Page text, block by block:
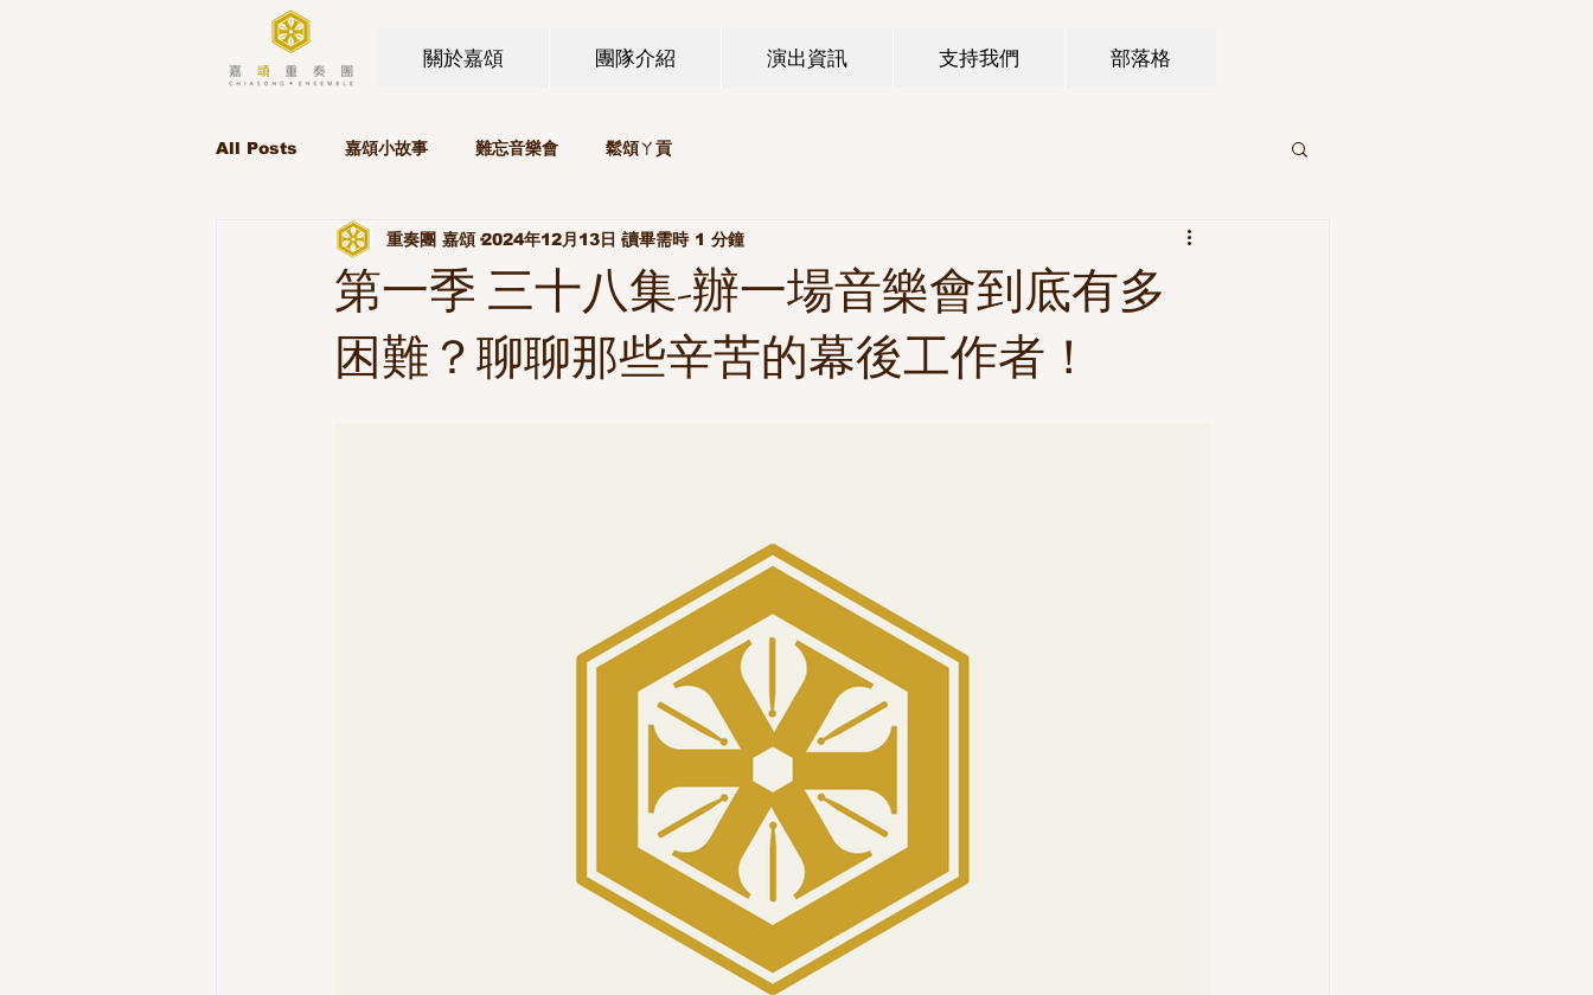
關於嘉頌 團隊介紹 演出資訊 支持我們 部落格
All Posts 嘉頌小故事 難忘音樂會 鬆頌ㄚ貢
第一季 三十八集-辦一場音樂會到底有多
困難？聊聊那些辛苦的幕後工作者！
重奏團 嘉頌 2024年12月13日 讀畢需時 1 分鐘